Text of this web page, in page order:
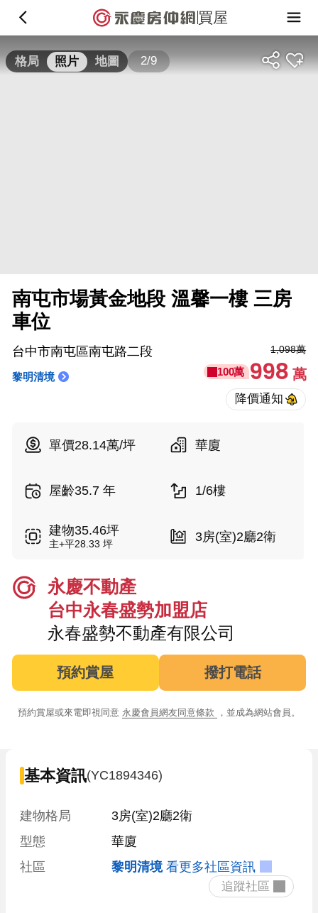
買屋
格局 照片 地圖 2/9
南屯市場黃金地段 溫馨一樓 三房
車位
台中市南屯區南屯路二段
黎明清境
1,098萬
100萬 998萬
單價28.14萬/坪 華廈
屋齡35.7 年 1/6樓
建物35.46坪
主+平28.33 坪 3房(室)2廳2衛
永慶不動產
台中永春盛勢加盟店
永春盛勢不動產有限公司
預約賞屋 撥打電話
預約賞屋或來電即視同意 永慶會員網友同意條款 ，並成為網站會員。
基本資訊(YC1894346)
建物格局
3房(室)2廳2衛
型態
華廈
社區
黎明清境 看更多社區資訊